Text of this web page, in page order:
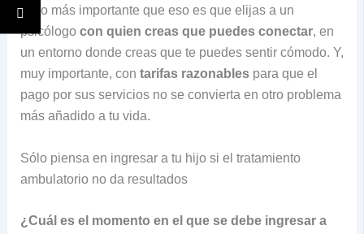
Pero más importante que eso es que elijas a un
psicólogo con quien creas que puedes conectar, en
un entorno donde creas que te puedes sentir cómodo. Y,
muy importante, con tarifas razonables para que el
pago por sus servicios no se convierta en otro problema
más añadido a tu vida.
Sólo piensa en ingresar a tu hijo si el tratamiento
ambulatorio no da resultados
¿Cuál es el momento en el que se debe ingresar a